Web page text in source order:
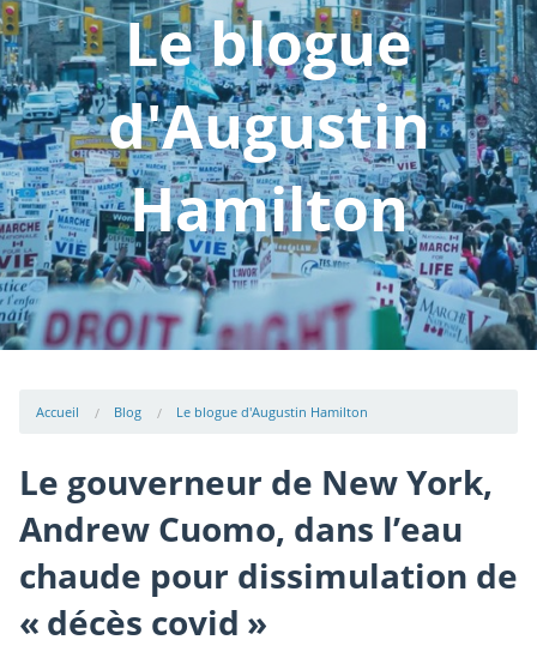
Boutique
Le blogue
d'Augustin
Hamilton
Accueil Blog Le blogue d'Augustin Hamilton
Le gouverneur de New York,
Andrew Cuomo, dans l’eau
chaude pour dissimulation de
« décès covid »